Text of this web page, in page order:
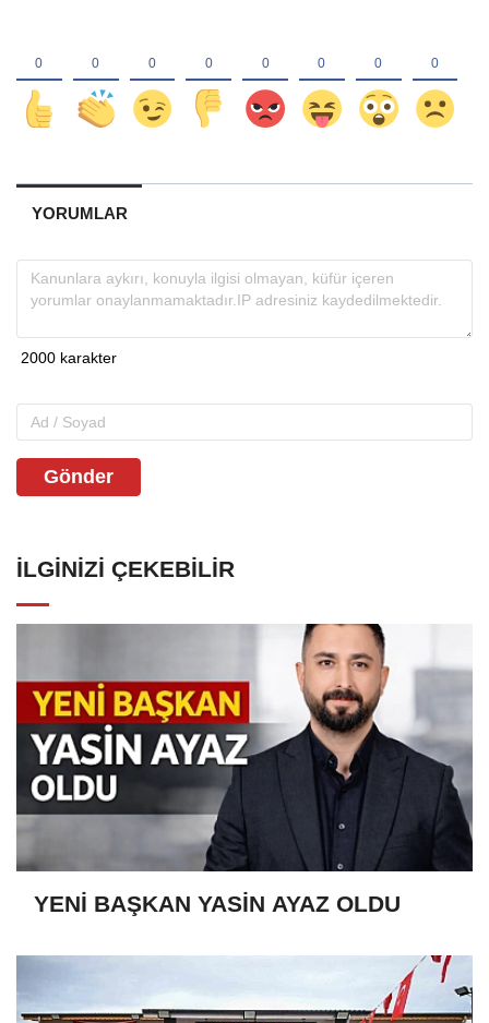
YORUMLAR
Gönder
İLGINIZI ÇEKEBILIR
YENİ BAŞKAN YASİN AYAZ OLDU